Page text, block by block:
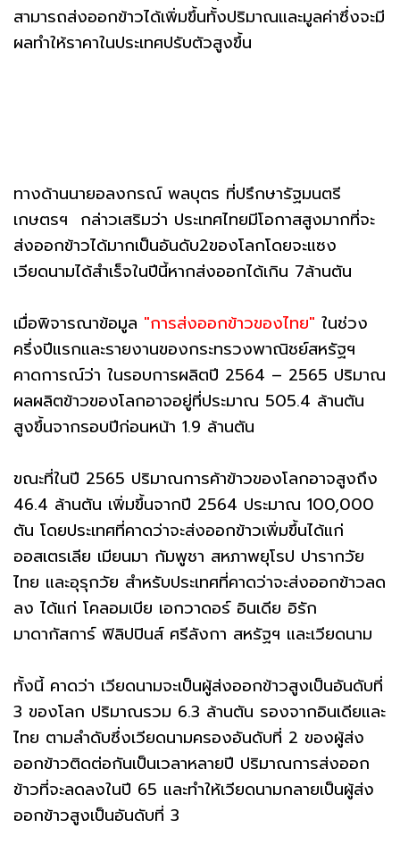
สามารถส่งออกข้าวได้เพิ่มขึ้นทั้งปริมาณและมูลค่าซึ่งจะมี
ผลทำให้ราคาในประเทศปรับตัวสูงขึ้น
ทางด้านนายอลงกรณ์ พลบุตร ที่ปรึกษารัฐมนตรี
เกษตรฯ กล่าวเสริมว่า ประเทศไทยมีโอกาสสูงมากที่จะ
ส่งออกข้าวได้มากเป็นอันดับ2ของโลกโดยจะแซง
เวียดนามได้สำเร็จในปีนี้หากส่งออกได้เกิน 7ล้านตัน
เมื่อพิจารณาข้อมูล "การส่งออกข้าวของไทย" ในช่วง
ครึ่งปีแรกและรายงานของกระทรวงพาณิชย์สหรัฐฯ
คาดการณ์ว่า ในรอบการผลิตปี 2564 – 2565 ปริมาณ
ผลผลิตข้าวของโลกอาจอยู่ที่ประมาณ 505.4 ล้านตัน
สูงขึ้นจากรอบปีก่อนหน้า 1.9 ล้านตัน
ขณะที่ในปี 2565 ปริมาณการค้าข้าวของโลกอาจสูงถึง
46.4 ล้านตัน เพิ่มขึ้นจากปี 2564 ประมาณ 100,000
ตัน โดยประเทศที่คาดว่าจะส่งออกข้าวเพิ่มขึ้นได้แก่
ออสเตรเลีย เมียนมา กัมพูชา สหภาพยุโรป ปารากวัย
ไทย และอุรุกวัย สำหรับประเทศที่คาดว่าจะส่งออกข้าวลด
ลง ได้แก่ โคลอมเบีย เอกวาดอร์ อินเดีย อิรัก
มาดากัสการ์ ฟิลิปปินส์ ศรีลังกา สหรัฐฯ และเวียดนาม
ทั้งนี้ คาดว่า เวียดนามจะเป็นผู้ส่งออกข้าวสูงเป็นอันดับที่
3 ของโลก ปริมาณรวม 6.3 ล้านตัน รองจากอินเดียและ
ไทย ตามลำดับซึ่งเวียดนามครองอันดับที่ 2 ของผู้ส่ง
ออกข้าวติดต่อกันเป็นเวลาหลายปี ปริมาณการส่งออก
ข้าวที่จะลดลงในปี 65 และทำให้เวียดนามกลายเป็นผู้ส่ง
ออกข้าวสูงเป็นอันดับที่ 3